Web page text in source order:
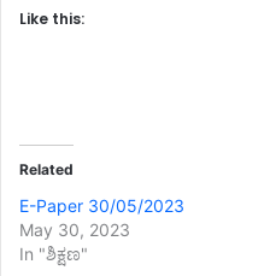
Like this:
Related
E-Paper 30/05/2023
May 30, 2023
In "ಶಿಕ್ಷಣ"